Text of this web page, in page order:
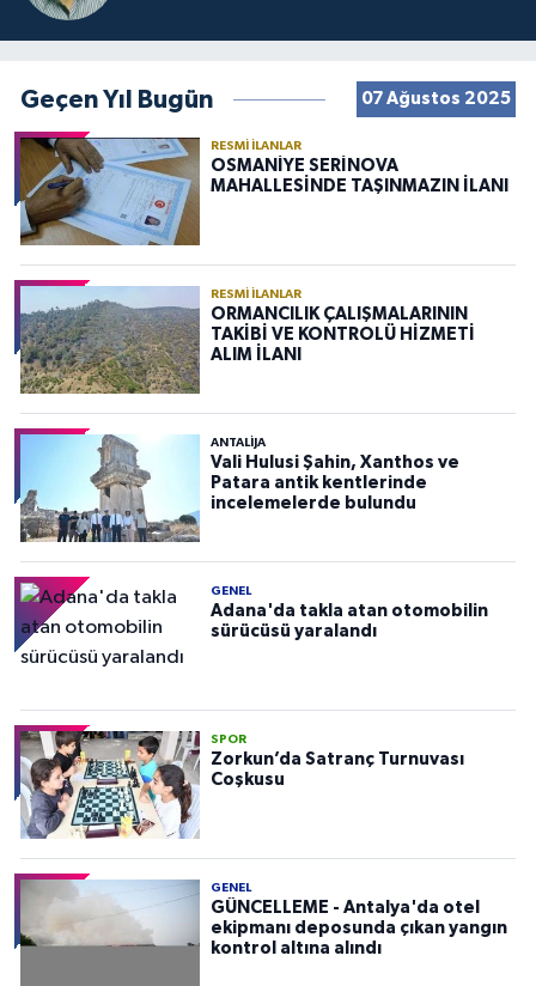
Geçen Yıl Bugün 07 Ağustos 2025
RESMI İLANLAR
OSMANİYE SERİNOVA
MAHALLESİNDE TAŞINMAZIN İLANI
RESMI İLANLAR
ORMANCILIK ÇALIŞMALARININ
TAKİBİ VE KONTROLÜ HİZMETİ
ALIM İLANI
ANTALIJA
Vali Hulusi Şahin, Xanthos ve
Patara antik kentlerinde
incelemelerde bulundu
GENEL
Adana'da takla atan otomobilin
sürücüsü yaralandı
SPOR
Zorkun’da Satranç Turnuvası
Coşkusu
GENEL
GÜNCELLEME - Antalya'da otel
ekipmanı deposunda çıkan yangın
kontrol altına alındı